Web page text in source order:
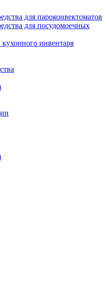
для пароконвектоматов
для посудомоечных
инвентаря